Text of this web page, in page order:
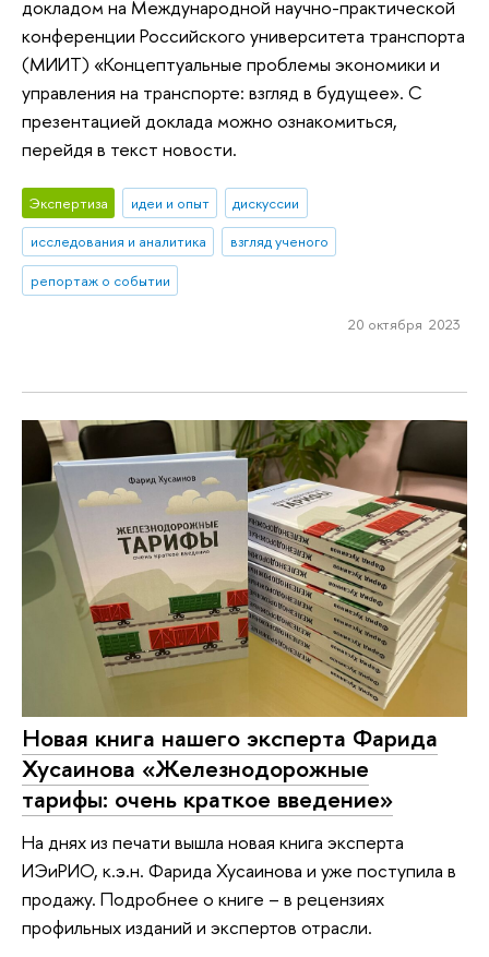
докладом на Международной научно-практической
конференции Российского университета транспорта
(МИИТ) «Концептуальные проблемы экономики и
управления на транспорте: взгляд в будущее». С
презентацией доклада можно ознакомиться,
перейдя в текст новости.
Экспертиза идеи и опыт
дискуссии
исследования и аналитика
взгляд ученого
репортаж о событии
20 октября 2023
Новая книга нашего эксперта Фарида
Хусаинова «Железнодорожные
тарифы: очень краткое введение»
На днях из печати вышла новая книга эксперта
ИЭиРИО, к.э.н. Фарида Хусаинова и уже поступила в
продажу. Подробнее о книге – в рецензиях
профильных изданий и экспертов отрасли.